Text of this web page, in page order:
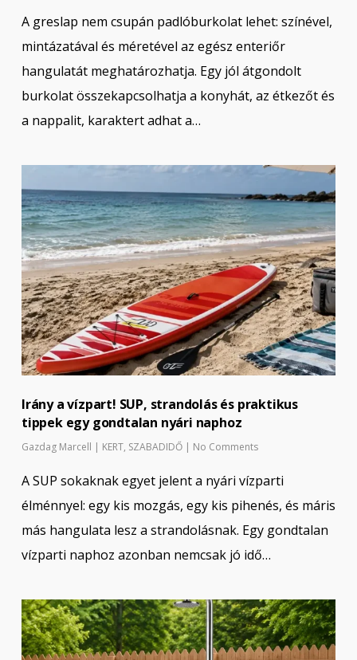
A greslap nem csupán padlóburkolat lehet: színével,
mintázatával és méretével az egész enteriőr
hangulatát meghatározhatja. Egy jól átgondolt
burkolat összekapcsolhatja a konyhát, az étkezőt és
a nappalit, karaktert adhat a…
Irány a vízpart! SUP, strandolás és praktikus
tippek egy gondtalan nyári naphoz
Gazdag Marcell KERT, SZABADIDŐ No Comments
A SUP sokaknak egyet jelent a nyári vízparti
élménnyel: egy kis mozgás, egy kis pihenés, és máris
más hangulata lesz a strandolásnak. Egy gondtalan
vízparti naphoz azonban nemcsak jó idő…